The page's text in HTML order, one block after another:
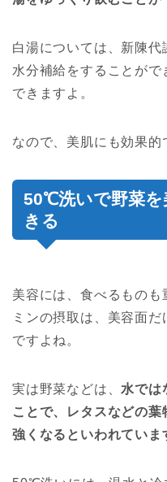
白湯については、新陳代
水分補給をすることが
できますよ。
なので、美肌にも効果的
50℃洗いで野菜
きる
美容には、食べるものも
ミンの摂取は、美容面
ですよね。
実は野菜などは、 水では
ことで、レタスなどの
強くなるといわれていま